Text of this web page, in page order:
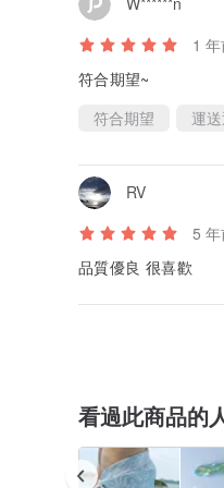
1
符合期望~
符合期望
運
RV
5
品質優良 很喜歡
看過此商品的